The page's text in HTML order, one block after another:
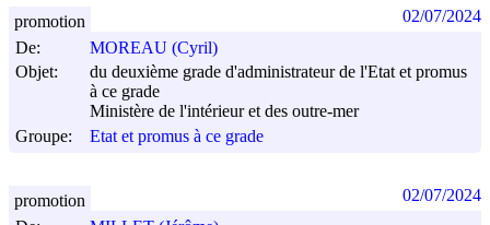
De:
MOREAU (Cyril)
Objet:
du deuxième grade d'administrateur de l'Etat et promus
à ce grade
Ministère de l'intérieur et des outre-mer
Groupe:
Etat et promus à ce grade
promotion 02/07/2024
promotion 02/07/2024